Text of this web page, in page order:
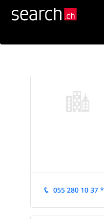
055 280 10 37 *
Ihr Eintrag
Tipps & Tricks